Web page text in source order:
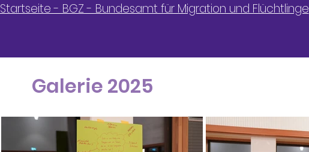
Startseite - BGZ - Bundesamt für Migration und Flüchtlinge
Galerie 2025